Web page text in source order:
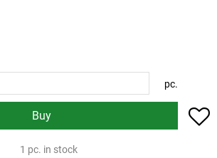
pc.
Buy
1 pc. in stock